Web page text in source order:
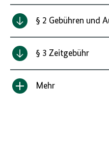
§ 2 Gebühren und
§ 3 Zeitgebühr
Inhalt
Mehr